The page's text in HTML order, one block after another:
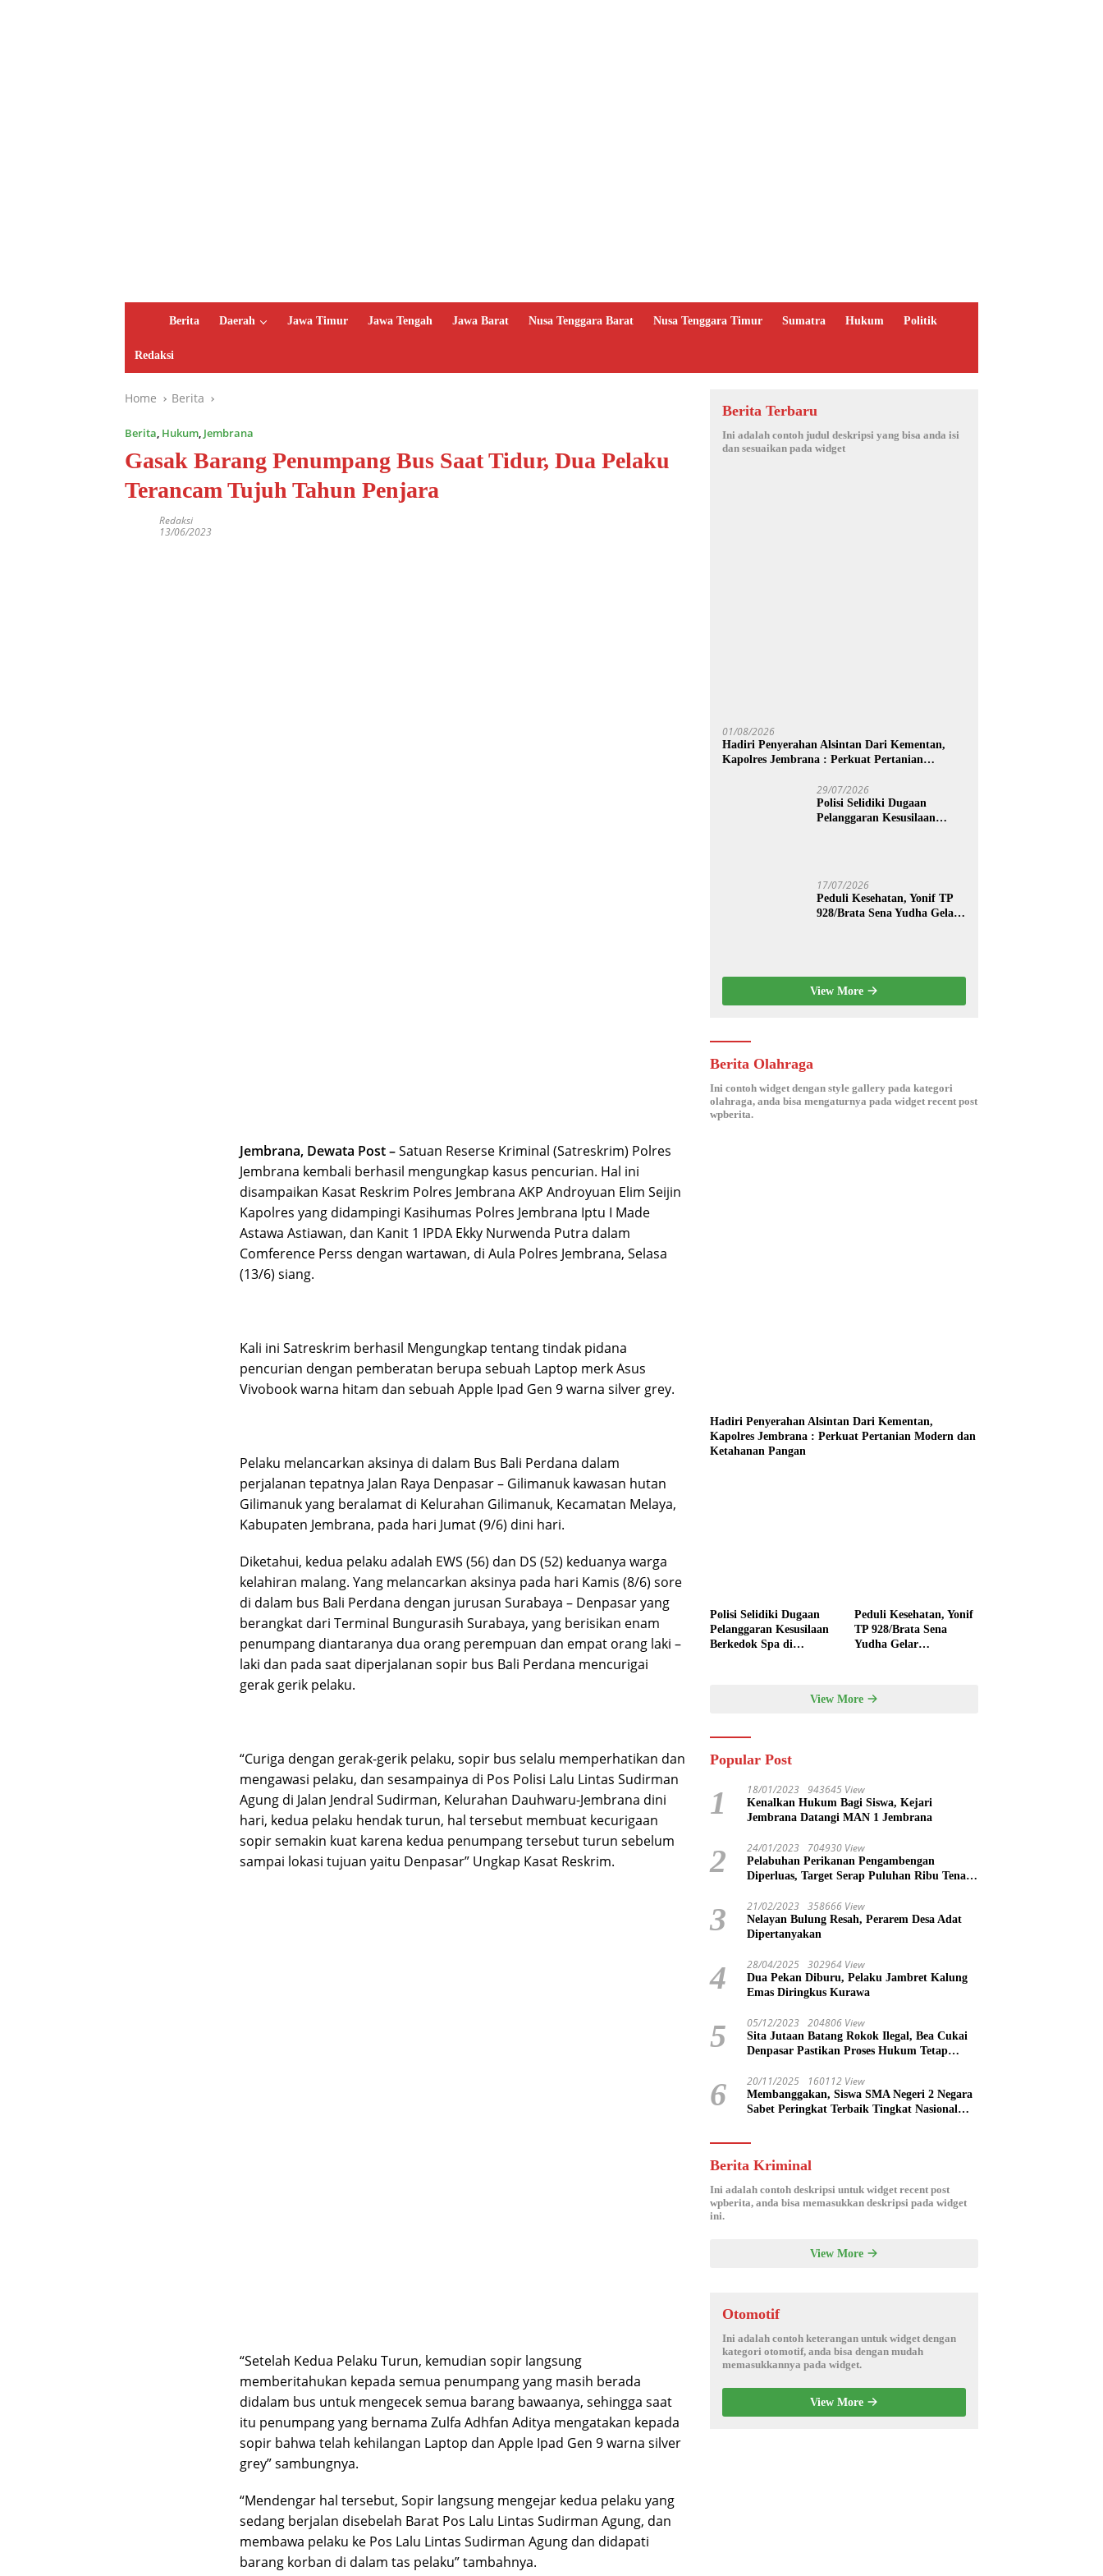
m
e
Berita Daerah Jawa Timur Jawa Tengah Jawa Barat Nusa Tenggara Barat Nusa Tenggara Timur Sumatra Hukum Politik
Redaksi
Home Berita
Berita, Hukum, Jembrana
Gasak Barang Penumpang Bus Saat Tidur, Dua Pelaku
Terancam Tujuh Tahun Penjara
Redaksi
13/06/2023
Jembrana, Dewata Post –Satuan Reserse Kriminal (Satreskrim) Polres
Jembrana kembali berhasil mengungkap kasus pencurian. Hal ini
disampaikan Kasat Reskrim Polres Jembrana AKP Androyuan Elim Seijin
Kapolres yang didampingi Kasihumas Polres Jembrana Iptu I Made
Astawa Astiawan, dan Kanit 1 IPDA Ekky Nurwenda Putra dalam
Comference Perss dengan wartawan, di Aula Polres Jembrana, Selasa
(13/6) siang.
Kali ini Satreskrim berhasil Mengungkap tentang tindak pidana
pencurian dengan pemberatan berupa sebuah Laptop merk Asus
Vivobook warna hitam dan sebuah Apple Ipad Gen 9 warna silver grey.
Pelaku melancarkan aksinya di dalam Bus Bali Perdana dalam
perjalanan tepatnya Jalan Raya Denpasar – Gilimanuk kawasan hutan
Gilimanuk yang beralamat di Kelurahan Gilimanuk, Kecamatan Melaya,
Kabupaten Jembrana, pada hari Jumat (9/6) dini hari.
Diketahui, kedua pelaku adalah EWS (56) dan DS (52) keduanya warga
kelahiran malang. Yang melancarkan aksinya pada hari Kamis (8/6) sore
di dalam bus Bali Perdana dengan jurusan Surabaya – Denpasar yang
berangkat dari Terminal Bungurasih Surabaya, yang berisikan enam
penumpang diantaranya dua orang perempuan dan empat orang laki –
laki dan pada saat diperjalanan sopir bus Bali Perdana mencurigai
gerak gerik pelaku.
“Curiga dengan gerak-gerik pelaku, sopir bus selalu memperhatikan dan
mengawasi pelaku, dan sesampainya di Pos Polisi Lalu Lintas Sudirman
Agung di Jalan Jendral Sudirman, Kelurahan Dauhwaru-Jembrana dini
hari, kedua pelaku hendak turun, hal tersebut membuat kecurigaan
sopir semakin kuat karena kedua penumpang tersebut turun sebelum
sampai lokasi tujuan yaitu Denpasar” Ungkap Kasat Reskrim.
“Setelah Kedua Pelaku Turun, kemudian sopir langsung
memberitahukan kepada semua penumpang yang masih berada
didalam bus untuk mengecek semua barang bawaanya, sehingga saat
itu penumpang yang bernama Zulfa Adhfan Aditya mengatakan kepada
sopir bahwa telah kehilangan Laptop dan Apple Ipad Gen 9 warna silver
grey” sambungnya.
“Mendengar hal tersebut, Sopir langsung mengejar kedua pelaku yang
sedang berjalan disebelah Barat Pos Lalu Lintas Sudirman Agung, dan
membawa pelaku ke Pos Lalu Lintas Sudirman Agung dan didapati
barang korban di dalam tas pelaku” tambahnya.
Berita Terbaru
Ini adalah contoh judul deskripsi yang bisa anda isi
dan sesuaikan pada widget
01/08/2026
Hadiri Penyerahan Alsintan Dari Kementan,
Kapolres Jembrana : Perkuat Pertanian
29/07/2026
Polisi Selidiki Dugaan
Pelanggaran Kesusilaan
17/07/2026
Peduli Kesehatan, Yonif TP
928/Brata Sena Yudha Gelar
View More
Berita Olahraga
Ini contoh widget dengan style gallery pada kategori
olahraga, anda bisa mengaturnya pada widget recent post
wpberita.
Hadiri Penyerahan Alsintan Dari Kementan,
Kapolres Jembrana : Perkuat Pertanian Modern dan
Ketahanan Pangan
Polisi Selidiki Dugaan
Pelanggaran Kesusilaan
Berkedok Spa di
Peduli Kesehatan, Yonif
TP 928/Brata Sena
Yudha Gelar
Gilimanuk
View More
Popular Post
1 18/01/2023 943645 View
Kenalkan Hukum Bagi Siswa, Kejari
Jembrana Datangi MAN 1 Jembrana
2 24/01/2023 704930 View
Pelabuhan Perikanan Pengambengan
Diperluas, Target Serap Puluhan Ribu Tenaga
3 21/02/2023 358666 View
Nelayan Bulung Resah, Perarem Desa Adat
Dipertanyakan
4 28/04/2025 302964 View
Dua Pekan Diburu, Pelaku Jambret Kalung
Emas Diringkus Kurawa
5 05/12/2023 204806 View
Sita Jutaan Batang Rokok Ilegal, Bea Cukai
Denpasar Pastikan Proses Hukum Tetap
6 20/11/2025 160112 View
Membanggakan, Siswa SMA Negeri 2 Negara
Sabet Peringkat Terbaik Tingkat Nasional
Berita Kriminal
Ini adalah contoh deskripsi untuk widget recent post
wpberita, anda bisa memasukkan deskripsi pada widget
ini.
View More
Otomotif
Ini adalah contoh keterangan untuk widget dengan
kategori otomotif, anda bisa dengan mudah
memasukkannya pada widget.
View More